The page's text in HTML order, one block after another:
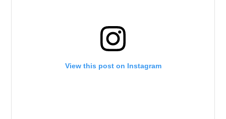
View this post on Instagram